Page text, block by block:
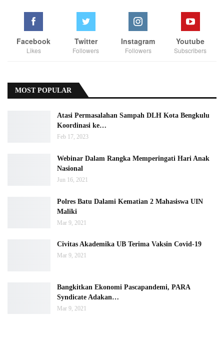
Facebook
Likes
Twitter
Followers
Instagram
Followers
Youtube
Subscribers
MOST POPULAR
Atasi Permasalahan Sampah DLH Kota Bengkulu
Koordinasi ke…
Feb 17, 2023
Webinar Dalam Rangka Memperingati Hari Anak
Nasional
Jun 16, 2021
Polres Batu Dalami Kematian 2 Mahasiswa UIN
Maliki
Mar 9, 2021
Civitas Akademika UB Terima Vaksin Covid-19
Mar 9, 2021
Bangkitkan Ekonomi Pascapandemi, PARA
Syndicate Adakan…
Mar 9, 2021